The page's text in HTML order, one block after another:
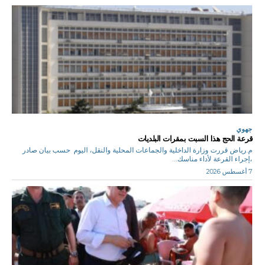
جهوي
قرعة الحج هذا السبت بمقرات البلديات
م.رياض قررت وزارة الداخلية والجماعات المحلية والنقل، اليوم حسب بيان صادر
،إجراء القرعة لأداء مناسك...
7 أغسطس 2026